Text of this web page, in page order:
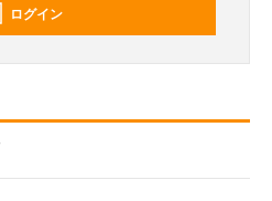
ログイン